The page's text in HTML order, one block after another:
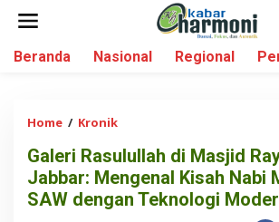
Beranda Nasional Regional
Home / Kronik
l
e
r
Galeri Rasulullah di Masjid
Jabbar: Mengenal Kisah Nabi
SAW dengan Teknologi